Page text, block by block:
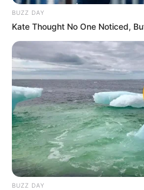
στον πληθυσμό ότι “ο
πέτυχε δείχνοντας ότι τα
τα εμβόλια δεν μείωσαν
τα ποσοστά μόλυνσης
εμβολιασμένους
τα στοιχεία που να
μάσκες και τα εμβόλια
η TGA είπε ψέματα ότι
δικαστήριο, για να
δικηγόρος της Pfizer
τους
BUZZ DAY
Kate Thought No One Noticed,
BUZZ DAY